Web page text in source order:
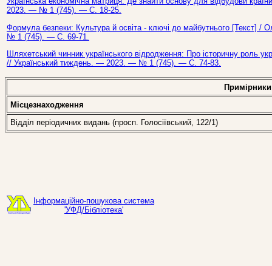
2023. — № 1 (745). — С. 18-25.
Формула безпеки: Культура й освіта - ключі до майбутнього [Текст]
№ 1 (745). — С. 69-71.
Шляхетський чинник українського відродження: Про історичну роль
// Український тиждень. — 2023. — № 1 (745). — С. 74-83.
Примірники
Місцезнаходження
Відділ періодичних видань (просп. Голосіївський, 122/1)
Інформаційно-пошукова система
'УФД/Бібліотека'